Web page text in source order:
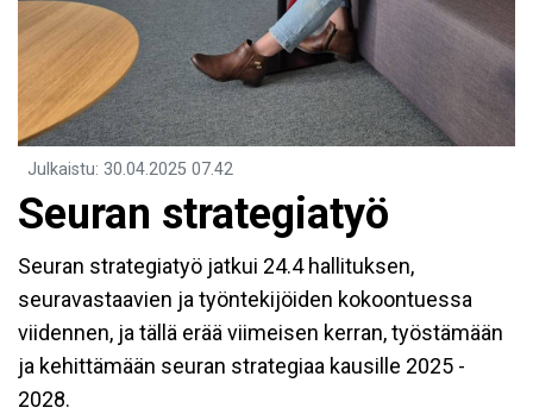
Julkaistu: 30.04.2025 07.42
Seuran strategiatyö
Seuran strategiatyö jatkui 24.4 hallituksen,
seuravastaavien ja työntekijöiden kokoontuessa
viidennen, ja tällä erää viimeisen kerran, työstämään
ja kehittämään seuran strategiaa kausille 2025 -
2028.